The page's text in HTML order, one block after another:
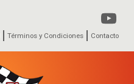
Términos y Condiciones Contacto